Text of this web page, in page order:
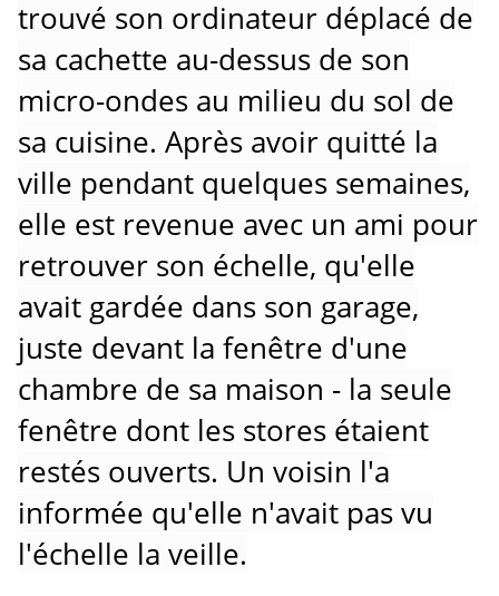
trouvé son ordinateur déplacé de
sa cachette au-dessus de son
micro-ondes au milieu du sol de
sa cuisine. Après avoir quitté la
ville pendant quelques semaines,
elle est revenue avec un ami pour
retrouver son échelle, qu'elle
avait gardée dans son garage,
juste devant la fenêtre d'une
chambre de sa maison - la seule
fenêtre dont les stores étaient
restés ouverts. Un voisin l'a
informée qu'elle n'avait pas vu
l'échelle la veille.